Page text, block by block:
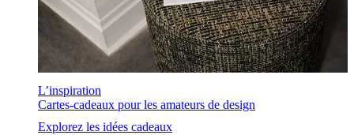
l’entrepriseL’histoireEspace
Savoir-
designers
Personnalisation Carrières
L’inspiration
Cartes-cadeaux pour les amateurs de design
Explorez les idées cadeaux